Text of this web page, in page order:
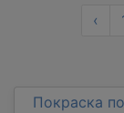
‹
Покраска